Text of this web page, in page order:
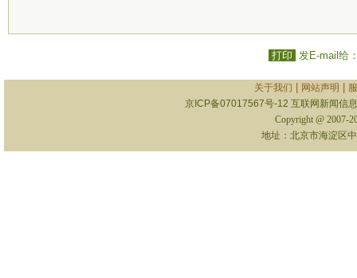
打印 发E-mail给
关于我们 网站声明
京ICP备07017567号-12 互联网新闻信
Copyright @ 2007-
地址：北京市海淀区